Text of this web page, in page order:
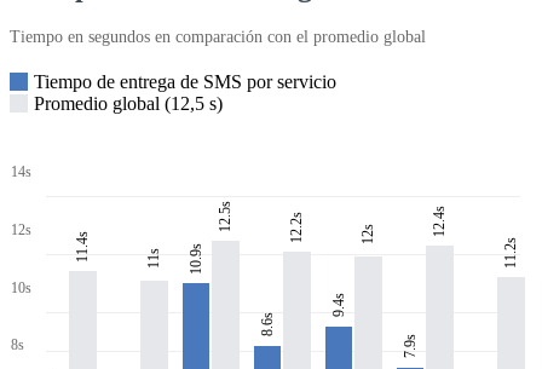
Tiempo en segundos en comparación con el promedio global
Tiempo de entrega de SMS por servicio
Promedio global (12,5 s)
14s
12s
10s
8s
11.4s 11s 10.9s
12.5s
8.6s
12.2s
9.4s
12s
7.9s
12.4s
11.2s